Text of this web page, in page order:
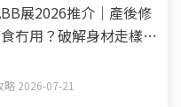
展2026推介｜產後修
冇用？破解身材走樣迷
略 2026-07-21